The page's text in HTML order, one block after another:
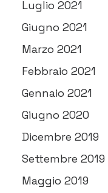
Luglio 2021
Giugno 2021
Marzo 2021
Febbraio 2021
Gennaio 2021
Giugno 2020
Dicembre 2019
Settembre 2019
Maggio 2019